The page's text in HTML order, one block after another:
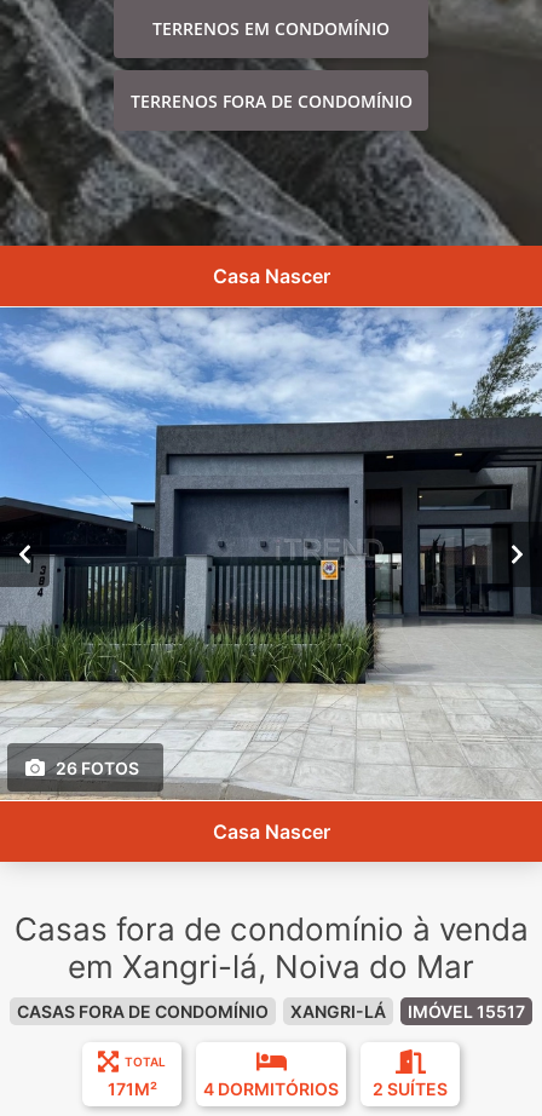
TERRENOS EM CONDOMÍNIO
TERRENOS FORA DE CONDOMÍNIO
Casa Nascer
26 FOTOS
Casa Nascer
Casas fora de condomínio à venda
em Xangri-lá, Noiva do Mar
CASAS FORA DE CONDOMÍNIO XANGRI-LÁ IMÓVEL 15517
TOTAL
171M² 4 DORMITÓRIOS 2 SUÍTES